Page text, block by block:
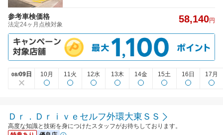
参考車検価格
法定24ヶ月点検対象 58,140円
08/09日 10月 11火 12水 13木 14金 15土 16日 17月
Ｄｒ．Ｄｒｉｖｅセルフ外環大東ＳＳ
高度な知識と技術を身につけたスタッフがお待ちしております。